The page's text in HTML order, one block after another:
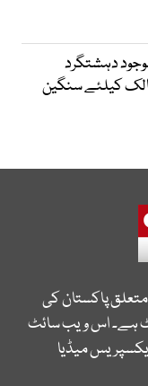
دہشتگرد
کیلئے سنگین
پاکستان کی
ہے۔ اس ویب سائٹ
میڈیا